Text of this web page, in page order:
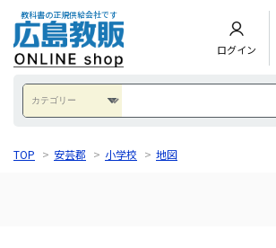
教科書の正規供給会社です
ログイン
TOP > 安芸郡 > 小学校 > 地図